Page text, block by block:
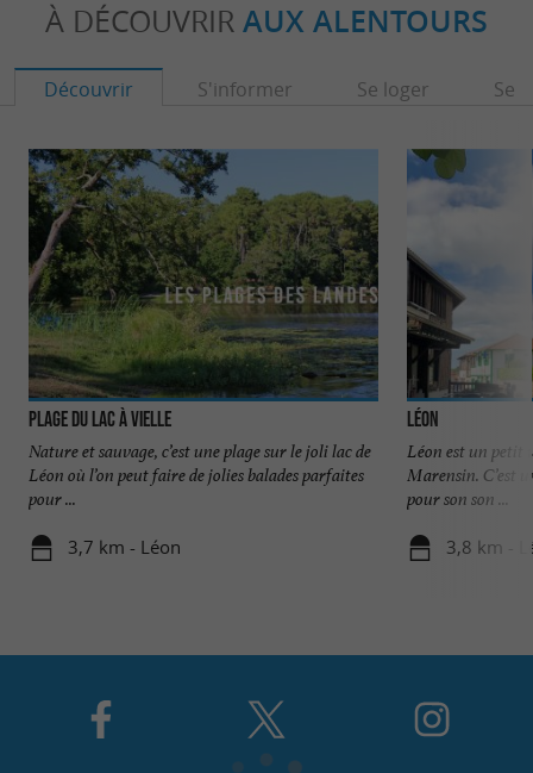
À DÉCOUVRIR AUX ALENTOURS
Découvrir S'informer Se loger Se
Plage du Lac à Vielle
Nature et sauvage, c’est une plage sur le joli lac de
Léon où l’on peut faire de jolies balades parfaites
pour ...
3,7 km - Léon
Léon
Léon est un petit
Marensin. C’est
pour son son ...
3,8 km -